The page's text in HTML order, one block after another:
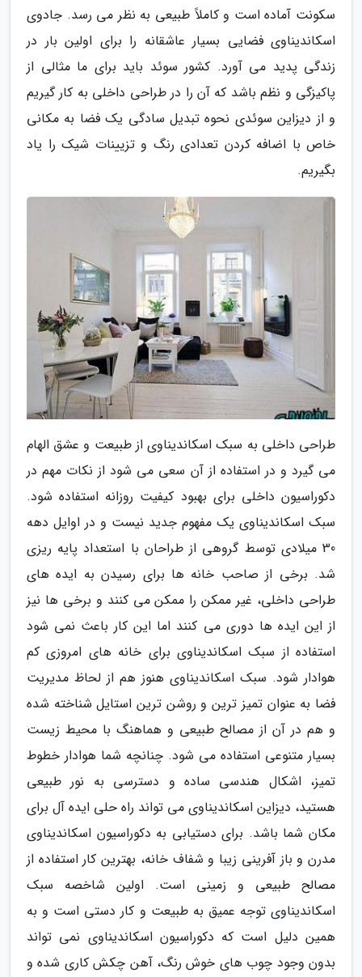
سکونت آماده است و کاملاً طبیعی به نظر می رسد. جادوی
اسکاندیناوی فضایی بسیار عاشقانه را برای اولین بار در
زندگی پدید می آورد. کشور سوئد باید برای ما مثالی از
پاکیزگی و نظم باشد که آن را در طراحی داخلی به کار گیریم
و از دیزاین سوئدی نحوه تبدیل سادگی یک فضا به مکانی
خاص با اضافه کردن تعدادی رنگ و تزیینات شیک را یاد
بگیریم.
طراحی داخلی به سبک اسکاندیناوی از طبیعت و عشق الهام
می گیرد و در استفاده از آن سعی می شود از نکات مهم در
دکوراسیون داخلی برای بهبود کیفیت روزانه استفاده شود.
سبک اسکاندیناوی یک مفهوم جدید نیست و در اوایل دهه
30 میلادی توسط گروهی از طراحان با استعداد پایه ریزی
شد. برخی از صاحب خانه ها برای رسیدن به ایده های
طراحی داخلی، غیر ممکن را ممکن می کنند و برخی ها نیز
از این ایده ها دوری می کنند اما این کار باعث نمی شود
استفاده از سبک اسکاندیناوی برای خانه های امروزی کم
هوادار شود. سبک اسکاندیناوی هنوز هم از لحاظ مدیریت
فضا به عنوان تمیز ترین و روشن ترین استایل شناخته شده
و هم در آن از مصالح طبیعی و هماهنگ با محیط زیست
بسیار متنوعی استفاده می شود. چنانچه شما هوادار خطوط
تمیز، اشکال هندسی ساده و دسترسی به نور طبیعی
هستید، دیزاین اسکاندیناوی می تواند راه حلی ایده آل برای
مکان شما باشد. برای دستیابی به دکوراسیون اسکاندیناوی
مدرن و باز آفرینی زیبا و شفاف خانه، بهترین کار استفاده از
مصالح طبیعی و زمینی است. اولین شاخصه سبک
اسکاندیناوی توجه عمیق به طبیعت و کار دستی است و به
همین دلیل است که دکوراسیون اسکاندیناوی نمی تواند
بدون وجود چوب های خوش رنگ، آهن چکش کاری شده و